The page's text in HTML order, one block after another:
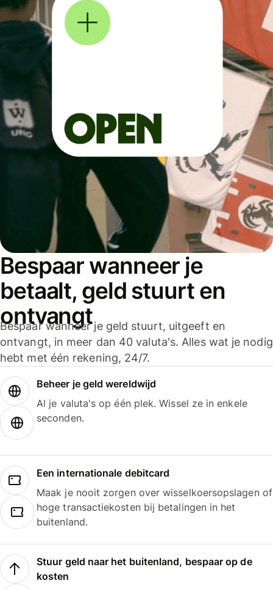
Bespaar wanneer je
betaalt, geld stuurt en
ontvangt
Bespaar wanneer je geld stuurt, uitgeeft en
ontvangt, in meer dan 40 valuta's. Alles wat je nodig
hebt met één rekening, 24/7.
Beheer je geld wereldwijd
Al je valuta's op één plek. Wissel ze in enkele
seconden.
Een internationale debitcard
Maak je nooit zorgen over wisselkoersopslagen of
hoge transactiekosten bij betalingen in het
buitenland.
Stuur geld naar het buitenland, bespaar op de
kosten